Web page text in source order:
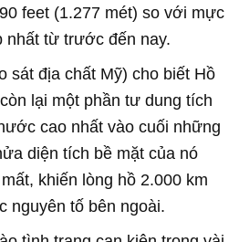
feet (1.277 mét) so với mực
nhất từ trước đến nay.
sát địa chất Mỹ) cho biết Hồ
lại một phần tư dung tích
cao nhất vào cuối những
diện tích bề mặt của nó
khiến lòng hồ 2.000 km
nguyên tố bên ngoài.